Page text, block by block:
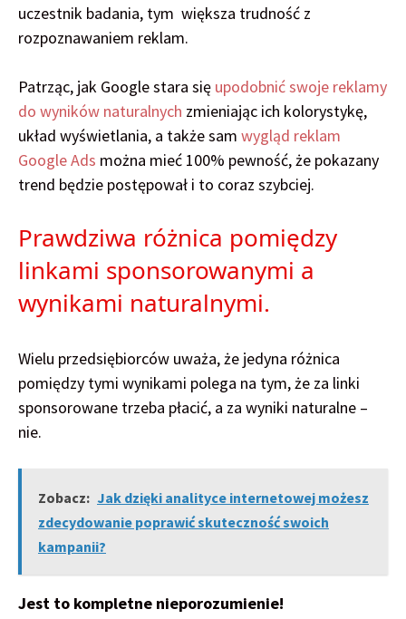
uczestnik badania, tym większa trudność z
rozpoznawaniem reklam.
Patrząc, jak Google stara się upodobnić swoje reklamy
do wyników naturalnych zmieniając ich kolorystykę,
układ wyświetlania, a także sam wygląd reklam
Google Ads można mieć 100% pewność, że pokazany
trend będzie postępował i to coraz szybciej.
Prawdziwa różnica pomiędzy
linkami sponsorowanymi a
wynikami naturalnymi.
Wielu przedsiębiorców uważa, że jedyna różnica
pomiędzy tymi wynikami polega na tym, że za linki
sponsorowane trzeba płacić, a za wyniki naturalne –
nie.
Zobacz: Jak dzięki analityce internetowej możesz
zdecydowanie poprawić skuteczność swoich
kampanii?
Jest to kompletne nieporozumienie!